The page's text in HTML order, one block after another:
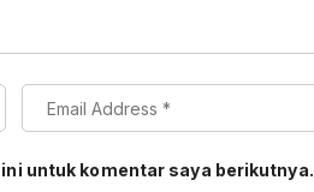
untuk komentar saya berikutnya.